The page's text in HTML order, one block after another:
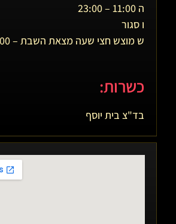
ה 11:00 – 23:00
ו סגור
ש מוצש חצי שעה מצאת השבת – 23:00
כשרות:
בד"צ בית יוסף